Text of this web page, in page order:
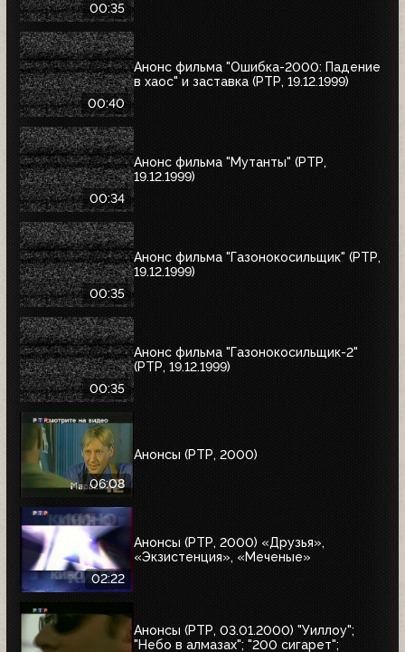
00:35
00:40
Анонс фильма "Ошибка-2000: Падение
в хаос" и заставка (РТР, 19.12.1999)
00:34
Анонс фильма "Мутанты" (РТР,
19.12.1999)
00:35
Анонс фильма "Газонокосильщик" (РТР,
19.12.1999)
00:35
Анонс фильма "Газонокосильщик-2"
(РТР, 19.12.1999)
06:08
Анонсы (РТР, 2000)
02:22
Анонсы (РТР, 2000) «Друзья»,
«Экзистенция», «Меченые»
Анонсы (РТР, 03.01.2000) "Уиллоу";
"Небо в алмазах"; "200 сигарет";